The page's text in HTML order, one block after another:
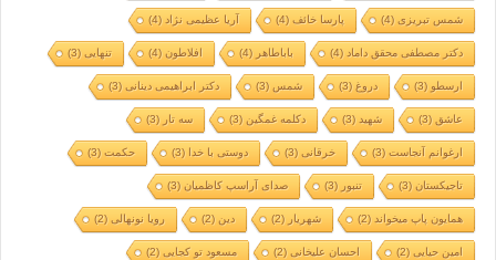
شمس تبریزی(4) پارسا خائف(4) آریا عظیمی نژاد (4)
دکتر مصطفی محقق داماد (4) باباطاهر (4) افلاطون(4) تنهایی(3)
ارسطو (3) دروغ (3) شمس (3) دکتر ابراهیمی دینانی(3)
عاشق (3) شهید (3) دکلمه غمگین (3) سه تار (3)
ارغوانم آنجاست(3) خرقانی(3) دوستی با خدا (3) حکمت(3)
تاجیکستان(3) تنبور (3) صدای آراسپ کاظمیان(3)
همایون پاپ میخواند (2) شهریار (2) دین (2) رویا نونهالی(2)
امین حیایی(2) احسان علیخانی(2) مسعود تو کجایی(2)